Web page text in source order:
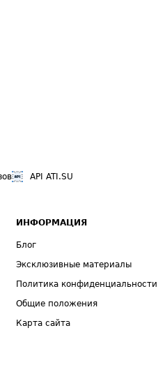
API ATI.SU
ИНФОРМАЦИЯ
Блог
Эксклюзивные материалы
Политика конфиденциальности
Общие положения
Карта сайта